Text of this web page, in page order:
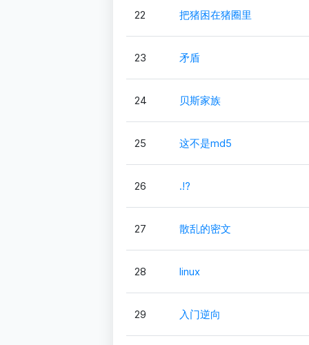
22 把猪困在猪圈里
23 矛盾
24 贝斯家族
25 这不是md5
26 .!?
27 散乱的密文
28 linux
29 入门逆向